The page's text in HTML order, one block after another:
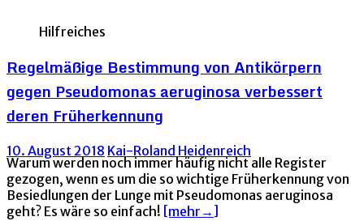
Hilfreiches
Regelmäßige Bestimmung von Antikörpern
gegen Pseudomonas aeruginosa verbessert
deren Früherkennung
10. August 2018 Kai-Roland Heidenreich
Warum werden noch immer häufig nicht alle Register
gezogen, wenn es um die so wichtige Früherkennung von
Besiedlungen der Lunge mit Pseudomonas aeruginosa
geht? Es wäre so einfach! [mehr→]